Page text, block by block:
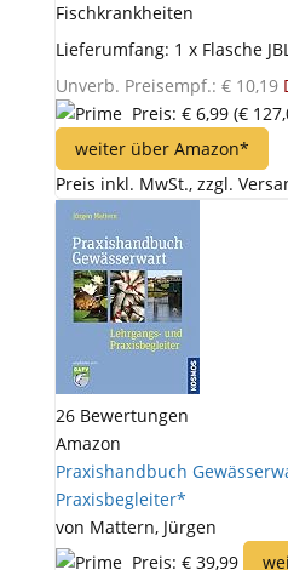
Fischkrankheiten
Lieferumfang: 1 x Flasche
Unverb. Preisempf.: € 10,19
Preis: € 6,99 (€
weiter über Amazon*
Preis inkl. MwSt., zzgl.
26 Bewertungen
Amazon
Praxishandbuch
Praxisbegleiter*
von Mattern, Jürgen
Preis: € 39,99